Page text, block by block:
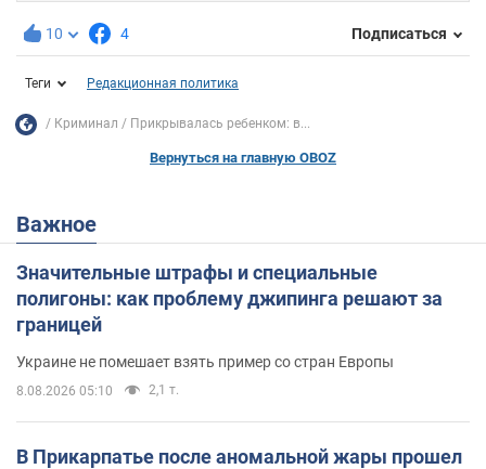
10 4 Подписаться
Теги Редакционная политика
Криминал Прикрывалась ребенком: в...
Вернуться на главную OBOZ
Важное
Значительные штрафы и специальные
полигоны: как проблему джипинга решают за
границей
Украине не помешает взять пример со стран Европы
8.08.2026 05:10 2,1 т.
В Прикарпатье после аномальной жары прошел